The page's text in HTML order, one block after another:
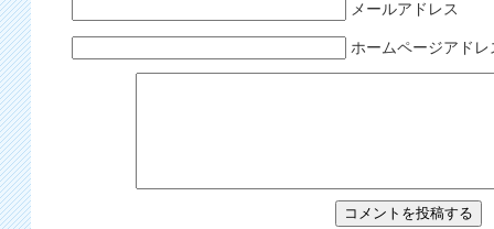
メールアドレス
ホームページアドレ